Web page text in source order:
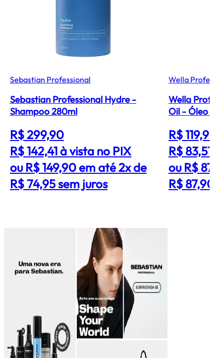
Sebastian Professional
Sebastian Professional Hydre -
Shampoo 280ml
R$ 299,90
R$ 142,41à vista no PIX
ou R$ 149,90 em até 2x de
R$ 74,95 sem juros
Wella
Wella
Oil - Óleo
R$ 119,90
R$ 83,51
ou R$
R$ 87,90